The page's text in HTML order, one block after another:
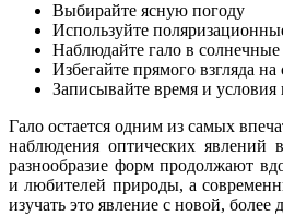
Выбирайте ясную погоду
Используйте
Наблюдайте гало в
Избегайте прямого взгляда на
Записывайте время и
Гало остается одним из самых
наблюдения оптических явлений
разнообразие форм продолжают
и любителей природы, а
изучать это явление с новой, более